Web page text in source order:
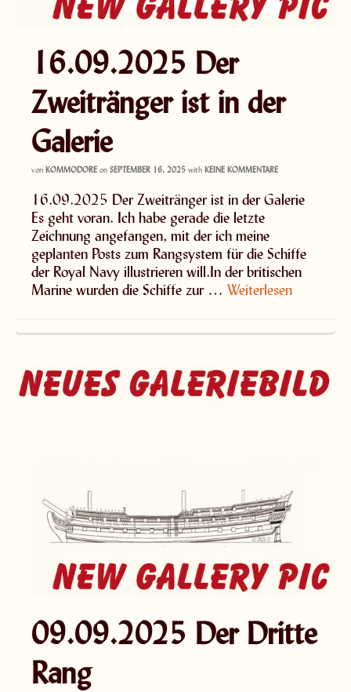
16.09.2025 Der
Zweitränger ist in der
Galerie
von KOMMODORE on SEPTEMBER 16, 2025 with KEINE KOMMENTARE
16.09.2025 Der Zweitränger ist in der Galerie
Es geht voran. Ich habe gerade die letzte
Zeichnung angefangen, mit der ich meine
geplanten Posts zum Rangsystem für die Schiffe
der Royal Navy illustrieren will.In der britischen
Marine wurden die Schiffe zur … Weiterlesen
09.09.2025 Der Dritte
Rang